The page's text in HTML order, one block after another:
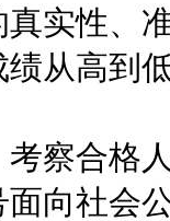
实性、
从高到
合格人
面向社会